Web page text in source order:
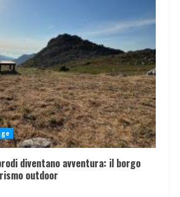
diventano avventura: il borgo
outdoor